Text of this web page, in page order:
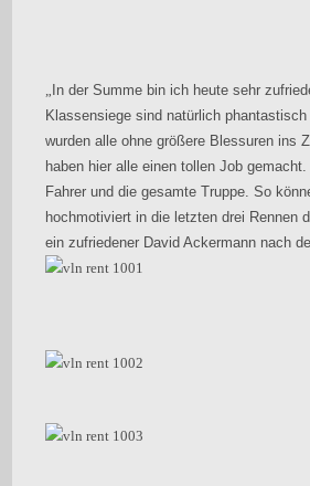
„ In der Summe bin ich heute sehr
Klassensiege sind natürlich
wurden alle ohne größere Blessuren ins
haben hier alle einen tollen Job
Fahrer und die gesamte Truppe. So
hochmotiviert in die letzten drei Rennen
ein zufriedener David Ackermann nach